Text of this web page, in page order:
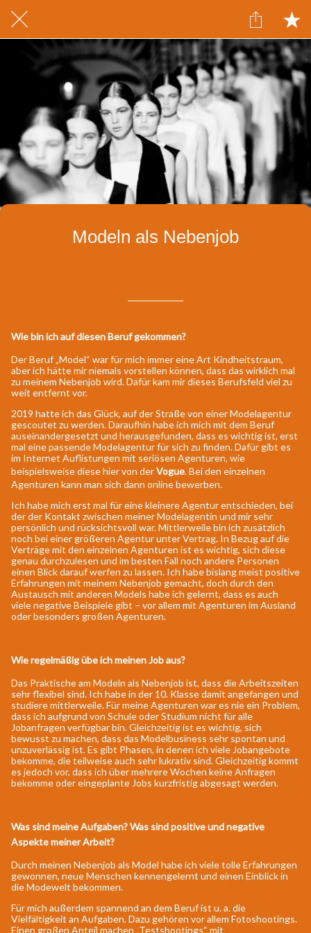
Modeln als Nebenjob
Wie bin ich auf diesen Beruf gekommen?
Der Beruf „Model“ war für mich immer eine Art Kindheitstraum,
aber ich hätte mir niemals vorstellen können, dass das wirklich mal
zu meinem Nebenjob wird. Dafür kam mir dieses Berufsfeld viel zu
weit entfernt vor.
2019 hatte ich das Glück, auf der Straße von einer Modelagentur
gescoutet zu werden. Daraufhin habe ich mich mit dem Beruf
auseinandergesetzt und herausgefunden, dass es wichtig ist, erst
mal eine passende Modelagentur für sich zu finden. Dafür gibt es
im Internet Auflistungen mit seriösen Agenturen, wie
beispielsweise diese hier von derVogue. Bei den einzelnen
Agenturen kann man sich dann online bewerben.
Ich habe mich erst mal für eine kleinere Agentur entschieden, bei
der der Kontakt zwischen meiner Modelagentin und mir sehr
persönlich und rücksichtsvoll war. Mittlerweile bin ich zusätzlich
noch bei einer größeren Agentur unter Vertrag. In Bezug auf die
Verträge mit den einzelnen Agenturen ist es wichtig, sich diese
genau durchzulesen und im besten Fall noch andere Personen
einen Blick darauf werfen zu lassen. Ich habe bislang meist positive
Erfahrungen mit meinem Nebenjob gemacht, doch durch den
Austausch mit anderen Models habe ich gelernt, dass es auch
viele negative Beispiele gibt – vor allem mit Agenturen im Ausland
oder besonders großen Agenturen.
Wie regelmäßig übe ich meinen Job aus?
Das Praktische am Modeln als Nebenjob ist, dass die Arbeitszeiten
sehr flexibel sind. Ich habe in der 10. Klasse damit angefangen und
studiere mittlerweile. Für meine Agenturen war es nie ein Problem,
dass ich aufgrund von Schule oder Studium nicht für alle
Jobanfragen verfügbar bin. Gleichzeitig ist es wichtig, sich
bewusst zu machen, dass das Modelbusiness sehr spontan und
unzuverlässig ist. Es gibt Phasen, in denen ich viele Jobangebote
bekomme, die teilweise auch sehr lukrativ sind. Gleichzeitig kommt
es jedoch vor, dass ich über mehrere Wochen keine Anfragen
bekomme oder eingeplante Jobs kurzfristig abgesagt werden.
Was sind meine Aufgaben? Was sind positive und negative
Aspekte meiner Arbeit?
Durch meinen Nebenjob als Model habe ich viele tolle Erfahrungen
gewonnen, neue Menschen kennengelernt und einen Einblick in
die Modewelt bekommen.
Für mich außerdem spannend an dem Beruf ist u. a. die
Vielfältigkeit an Aufgaben. Dazu gehören vor allem Fotoshootings.
Einen großen Anteil machen „Testshootings“ mit